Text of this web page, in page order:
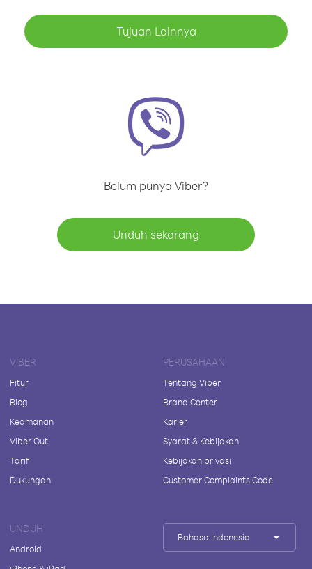
Tujuan Lainnya
Belum punya Viber?
Unduh sekarang
VIBER
Fitur
Blog
Keamanan
Viber Out
Tarif
Dukungan
PERUSAHAAN
Tentang Viber
Brand Center
Karier
Syarat & Kebijakan
Kebijakan privasi
Customer Complaints Code
UNDUH
Android
Bahasa Indonesia